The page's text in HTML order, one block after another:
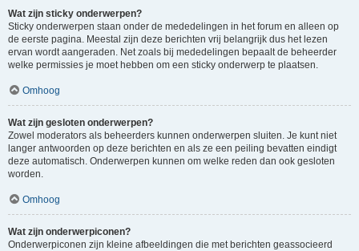
Wat zijn sticky onderwerpen?
Sticky onderwerpen staan onder de mededelingen in het forum en alleen op
de eerste pagina. Meestal zijn deze berichten vrij belangrijk dus het lezen
ervan wordt aangeraden. Net zoals bij mededelingen bepaalt de beheerder
welke permissies je moet hebben om een sticky onderwerp te plaatsen.
Omhoog
Wat zijn gesloten onderwerpen?
Zowel moderators als beheerders kunnen onderwerpen sluiten. Je kunt niet
langer antwoorden op deze berichten en als ze een peiling bevatten eindigt
deze automatisch. Onderwerpen kunnen om welke reden dan ook gesloten
worden.
Omhoog
Wat zijn onderwerpiconen?
Onderwerpiconen zijn kleine afbeeldingen die met berichten geassocieerd